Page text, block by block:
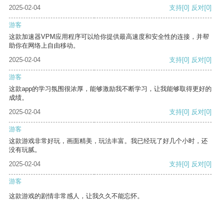
2025-02-04
支持[0] 反对[0]
游客
这款加速器VPM应用程序可以给你提供最高速度和安全性的连接，并帮
助你在网络上自由移动。
2025-02-04
支持[0] 反对[0]
游客
这款app的学习氛围很浓厚，能够激励我不断学习，让我能够取得更好的
成绩。
2025-02-04
支持[0] 反对[0]
游客
这款游戏非常好玩，画面精美，玩法丰富。我已经玩了好几个小时，还
没有玩腻。
2025-02-04
支持[0] 反对[0]
游客
这款游戏的剧情非常感人，让我久久不能忘怀。